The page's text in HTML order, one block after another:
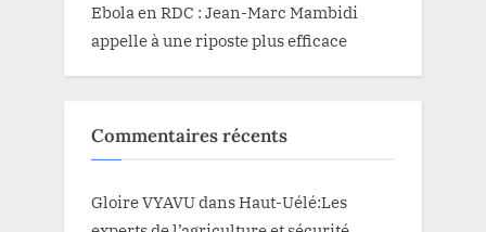
Ebola en RDC : Jean-Marc Mambidi
appelle à une riposte plus efficace
Commentaires récents
Gloire VYAVUdansHaut-Uélé:Les